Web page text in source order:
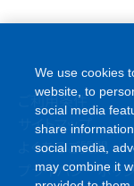
ご利用条件
サイトマップ
よくあるご質問
プライバシーポリ
We use cookies
website, to
social media
share
social media,
may combine it